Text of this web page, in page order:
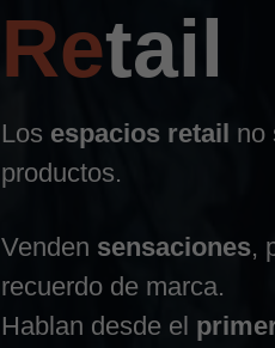
Retail
Los espacios retail no
productos.
Venden sensaciones,
recuerdo de marca.
Hablan desde el